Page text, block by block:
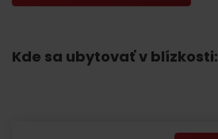
Kde sa ubytovať v blízkosti: